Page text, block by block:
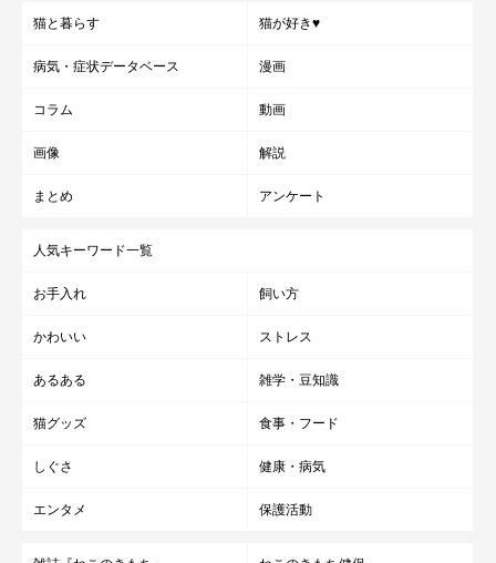
猫と暮らす 猫が好き♥
病気・症状データベース 漫画
コラム 動画
画像 解説
まとめ アンケート
人気キーワード一覧
お手入れ 飼い方
かわいい ストレス
あるある 雑学・豆知識
猫グッズ 食事・フード
しぐさ 健康・病気
エンタメ 保護活動